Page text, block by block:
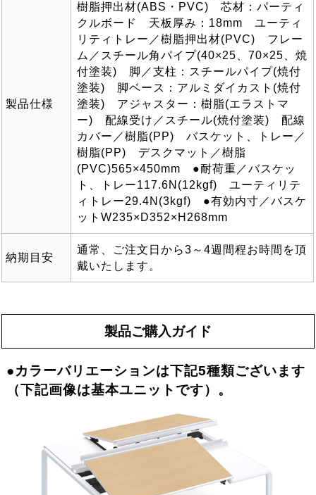
製品仕様
樹脂押出材(ABS・PVC) 芯材：パーティ
クルボード 天板厚み：18mm ユーティ
リティトレー／樹脂押出材(PVC) フレー
ム／スチール角パイプ(40×25、70×25、焼
付塗装) 脚／支柱：スチールパイプ(焼付
塗装) 脚ベース：アルミダイカスト(焼付
塗装) アジャスター：樹脂(エラストマ
ー) 配線受け／スチール(焼付塗装) 配線
カバー／樹脂(PP) バスケット、トレー／
樹脂(PP) デスクマット／樹脂
(PVC)565×450mm ●耐荷重／バスケッ
ト、トレー117.6N(12kgf) ユーティリテ
ィトレー29.4N(3kgf) ●有効内寸／バスケ
ットW235×D352×H268mm
納期目安
通常、ご注文日から3～4週間程お時間を頂
戴いたします。
製品ご購入ガイド
●カラーバリエーションは下記5種類ございます
（下記画像は基本ユニットです）。